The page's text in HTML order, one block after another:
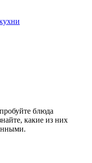
блюда
какие из них